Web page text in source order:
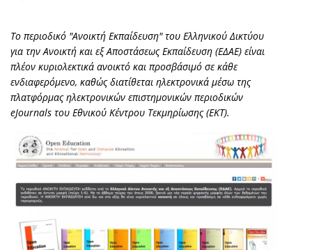
Το περιοδικό "Ανοικτή Εκπαίδευση" του Ελληνικού Δικτύου
για την Ανοικτή και εξ Αποστάσεως Εκπαίδευση (ΕΔΑΕ) είναι
πλέον κυριολεκτικά ανοικτό και προσβάσιμό σε κάθε
ενδιαφερόμενο, καθώς διατίθεται ηλεκτρονικά μέσω της
πλατφόρμας ηλεκτρονικών επιστημονικών περιοδικών
eJournals του Εθνικού Κέντρου Τεκμηρίωσης (ΕΚΤ).